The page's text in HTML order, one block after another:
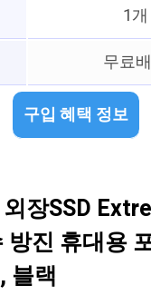
1개
무료
구입 혜택 정보
장SSD
방진 휴대용
블랙